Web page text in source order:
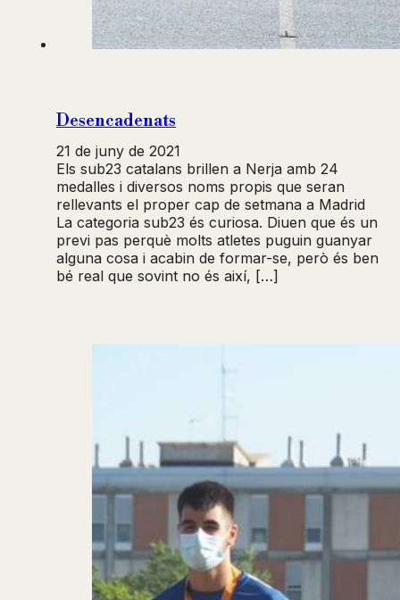
Desencadenats
21 de juny de 2021
Els sub23 catalans brillen a Nerja amb 24
medalles i diversos noms propis que seran
rellevants el proper cap de setmana a Madrid
La categoria sub23 és curiosa. Diuen que és un
previ pas perquè molts atletes puguin guanyar
alguna cosa i acabin de formar-se, però és ben
bé real que sovint no és així, […]